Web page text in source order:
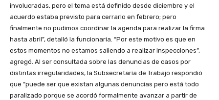
involucradas, pero el tema está definido desde diciembre y el
acuerdo estaba previsto para cerrarlo en febrero; pero
finalmente no pudimos coordinar la agenda para realizar la firma
hasta abril”, detalló la funcionaria. “Por este motivo es que en
estos momentos no estamos saliendo a realizar inspecciones”,
agregó. Al ser consultada sobre las denuncias de casos por
distintas irregularidades, la Subsecretaría de Trabajo respondió
que “puede ser que existan algunas denuncias pero está todo
paralizado porque se acordó formalmente avanzar a partir de